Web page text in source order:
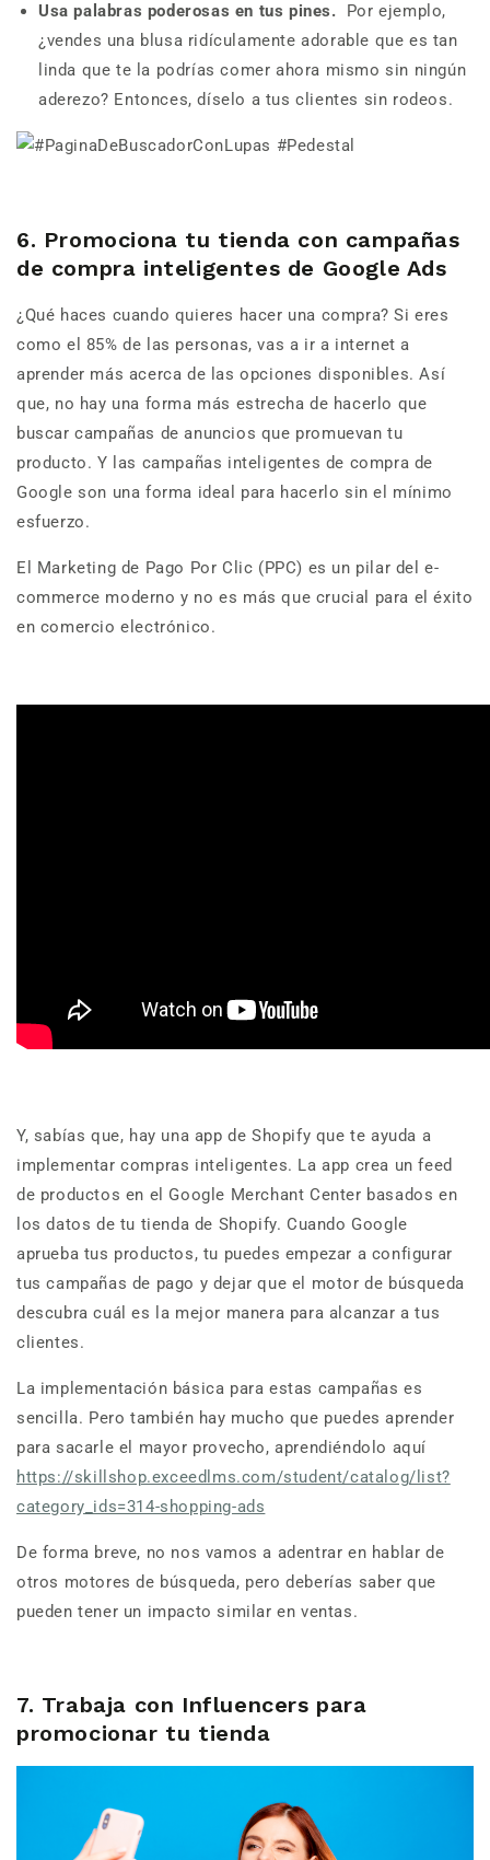
Usa palabras poderosas en tus pines.
Por ejemplo,
¿vendes una blusa ridículamente adorable que es tan
linda que te la podrías comer ahora mismo sin ningún
aderezo? Entonces, díselo a tus clientes sin rodeos.
6. Promociona tu tienda con campañas
de compra inteligentes de Google Ads
¿Qué haces cuando quieres hacer una compra? Si eres
como el 85% de las personas, vas a ir a internet a
aprender más acerca de las opciones disponibles. Así
que, no hay una forma más estrecha de hacerlo que
buscar campañas de anuncios que promuevan tu
producto. Y las campañas inteligentes de compra de
Google son una forma ideal para hacerlo sin el mínimo
esfuerzo.
El Marketing de Pago Por Clic (PPC) es un pilar del e-
commerce moderno y no es más que crucial para el éxito
en comercio electrónico.
Y, sabías que, hay una app de Shopify que te ayuda a
implementar compras inteligentes. La app crea un feed
de productos en el Google Merchant Center basados en
los datos de tu tienda de Shopify. Cuando Google
aprueba tus productos, tu puedes empezar a configurar
tus campañas de pago y dejar que el motor de búsqueda
descubra cuál es la mejor manera para alcanzar a tus
clientes.
La implementación básica para estas campañas es
sencilla. Pero también hay mucho que puedes aprender
para sacarle el mayor provecho, aprendiéndolo aquí
https://skillshop.exceedlms.com/student/catalog/list?
category_ids=314-shopping-ads
De forma breve, no nos vamos a adentrar en hablar de
otros motores de búsqueda, pero deberías saber que
pueden tener un impacto similar en ventas.
7. Trabaja con Influencers para
promocionar tu tienda